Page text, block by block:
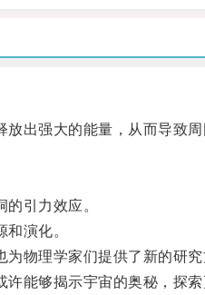
强大的能量，从而导致周
引力效应。
演化。
物理学家们提供了新的研究
够揭示宇宙的奥秘，探索